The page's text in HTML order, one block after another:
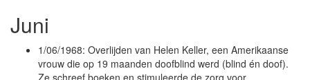
Juni
1/06/1968: Overlijden van Helen Keller, een Amerikaanse
vrouw die op 19 maanden doofblind werd (blind én doof).
Ze schreef boeken en stimuleerde de zorg voor